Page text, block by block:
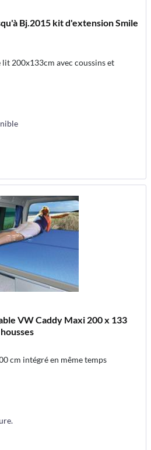
Bj.2015 kit d'extension Smile
200x133cm avec coussins et
VW Caddy Maxi 200 x 133
cm intégré en même temps